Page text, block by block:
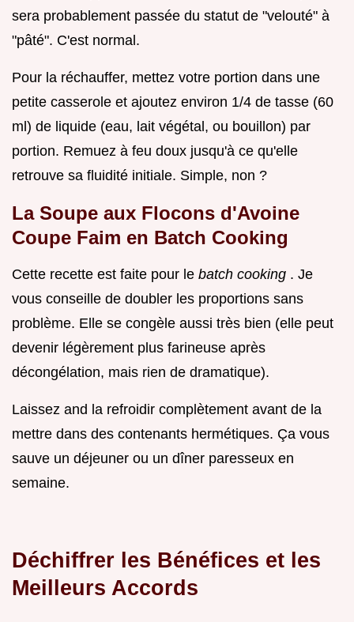
sera probablement passée du statut de "velouté" à
"pâté". C'est normal.
Pour la réchauffer, mettez votre portion dans une
petite casserole et ajoutez environ 1/4 de tasse (60
ml) de liquide (eau, lait végétal, ou bouillon) par
portion. Remuez à feu doux jusqu'à ce qu'elle
retrouve sa fluidité initiale. Simple, non ?
La Soupe aux Flocons d'Avoine
Coupe Faim en Batch Cooking
Cette recette est faite pour le batch cooking . Je
vous conseille de doubler les proportions sans
problème. Elle se congèle aussi très bien (elle peut
devenir légèrement plus farineuse après
décongélation, mais rien de dramatique).
Laissez and la refroidir complètement avant de la
mettre dans des contenants hermétiques. Ça vous
sauve un déjeuner ou un dîner paresseux en
semaine.
Déchiffrer les Bénéfices et les
Meilleurs Accords